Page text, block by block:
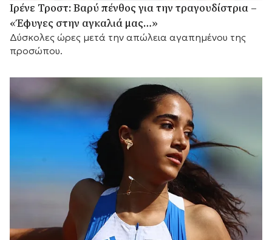
Ιρένε Τροστ: Βαρύ πένθος για την τραγουδίστρια –
«Έφυγες στην αγκαλιά μας…»
Δύσκολες ώρες μετά την απώλεια αγαπημένου της
προσώπου.